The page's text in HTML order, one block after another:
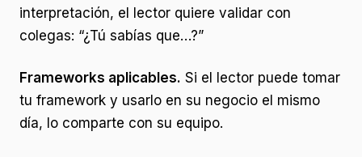
interpretación, el lector quiere validar con
colegas: “¿Tú sabías que…?”
Frameworks aplicables. Si el lector puede tomar
tu framework y usarlo en su negocio el mismo
día, lo comparte con su equipo.